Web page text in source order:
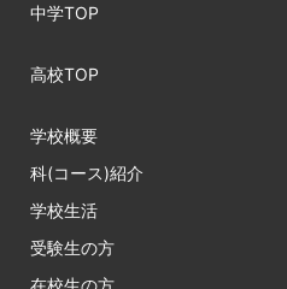
中学TOP
高校TOP
学校概要
科(コース)紹介
学校生活
受験生の方
在校生の方